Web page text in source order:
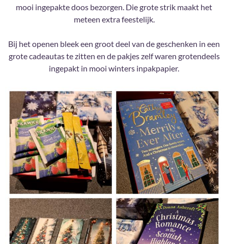
mooi ingepakte doos bezorgen. Die grote strik maakt het
meteen extra feestelijk.
Bij het openen bleek een groot deel van de geschenken in een
grote cadeautas te zitten en de pakjes zelf waren grotendeels
ingepakt in mooi winters inpakpapier.